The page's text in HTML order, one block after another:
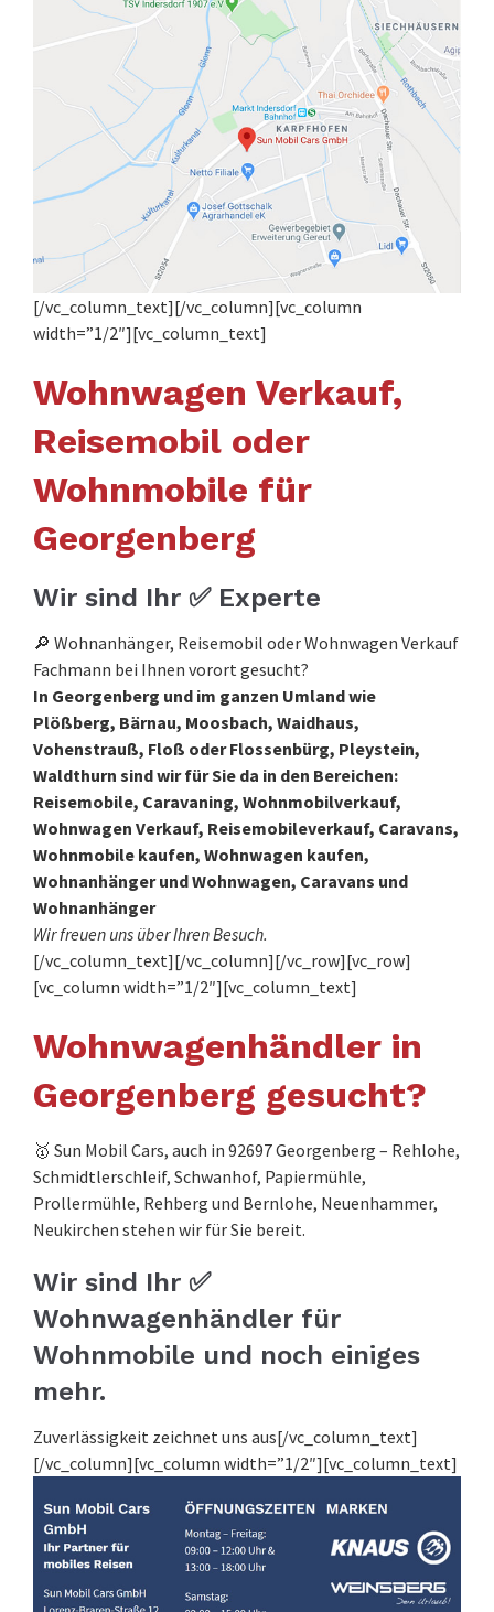
[/vc_column_text][/vc_column][vc_column
width=”1/2″][vc_column_text]
Wohnwagen Verkauf,
Reisemobil oder
Wohnmobile für
Georgenberg
Wir sind Ihr ✅ Experte
🔎 Wohnanhänger, Reisemobil oder Wohnwagen Verkauf
Fachmann bei Ihnen vorort gesucht?
In Georgenberg und im ganzen Umland wie
Plößberg, Bärnau, Moosbach, Waidhaus,
Vohenstrauß, Floß oder Flossenbürg, Pleystein,
Waldthurn sind wir für Sie da in den Bereichen:
Reisemobile, Caravaning, Wohnmobilverkauf,
Wohnwagen Verkauf, Reisemobileverkauf, Caravans,
Wohnmobile kaufen, Wohnwagen kaufen,
Wohnanhänger und Wohnwagen, Caravans und
Wohnanhänger
Wir freuen uns über Ihren Besuch.
[/vc_column_text][/vc_column][/vc_row][vc_row]
[vc_column width=”1/2″][vc_column_text]
Wohnwagenhändler in
Georgenberg gesucht?
🥇 Sun Mobil Cars, auch in 92697 Georgenberg – Rehlohe,
Schmidtlerschleif, Schwanhof, Papiermühle,
Prollermühle, Rehberg und Bernlohe, Neuenhammer,
Neukirchen stehen wir für Sie bereit.
Wir sind Ihr ✅
Wohnwagenhändler für
Wohnmobile und noch einiges
mehr.
Zuverlässigkeit zeichnet uns aus[/vc_column_text]
[/vc_column][vc_column width=”1/2″][vc_column_text]